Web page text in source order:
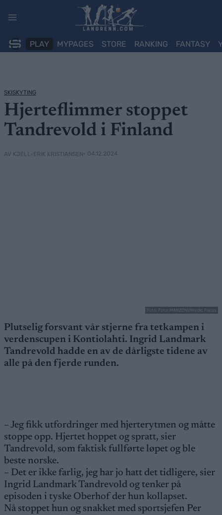
PLAY MYPAGES STORE RANKING FANTASY
SKISKYTING
Hjerteflimmer stoppet
Tandrevold i Finland
AV KJELL-ERIK KRISTIANSEN• 04.12.2024
Foto: Foto: MANZONI/Nordic Focus
Plutselig forsvant vår stjerne fra tetkampen i
verdenscupen i Kontiolahti. Ingrid Landmark
Tandrevold hadde en av de dårligste tidene av
alle på den fjerde runden.
– Jeg fikk utfordringer med hjerterytmen og måtte
stoppe opp. Hjertet hoppet og spratt, sier
Tandrevold, som faktisk fullførte løpet og ble
beste norske.
– Det er ikke farlig, jeg har jo hatt det tidligere, sier
Ingrid Landmark Tandrevold og tenker på
episoden i tyske Oberhof der hun kollapset.
Nå stoppet hun og snakket med sportsjefen Per